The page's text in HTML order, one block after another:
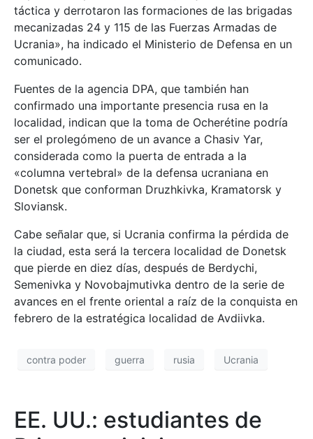
táctica y derrotaron las formaciones de las brigadas
mecanizadas 24 y 115 de las Fuerzas Armadas de
Ucrania», ha indicado el Ministerio de Defensa en un
comunicado.
Fuentes de la agencia DPA, que también han
confirmado una importante presencia rusa en la
localidad, indican que la toma de Ocherétine podría
ser el prolegómeno de un avance a Chasiv Yar,
considerada como la puerta de entrada a la
«columna vertebral» de la defensa ucraniana en
Donetsk que conforman Druzhkivka, Kramatorsk y
Sloviansk.
Cabe señalar que, si Ucrania confirma la pérdida de
la ciudad, esta será la tercera localidad de Donetsk
que pierde en diez días, después de Berdychi,
Semenivka y Novobajmutivka dentro de la serie de
avances en el frente oriental a raíz de la conquista en
febrero de la estratégica localidad de Avdiivka.
contra poder guerra rusia Ucrania
EE. UU.: estudiantes de